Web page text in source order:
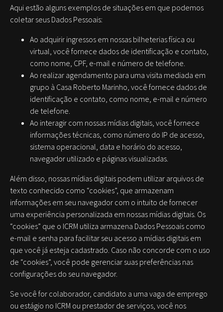
Aqui estão alguns exemplos de situações em que podemos
coletar seus Dados Pessoais:
Ao adquirir ingressos em nossas bilheterias física ou
virtual, você fornece dados de identificação e contato,
como nome, CPF, e-mail e número de telefone.
Ao realizar agendamento para uma visita mediada em
grupo à Casa Roberto Marinho, você fornece dados de
identificação e contato, como nome, e-mail e número
de telefone.
Ao interagir com nossas mídias digitais, você fornece
informações técnicas, como número do IP de acesso,
sistema operacional, data e horário do acesso,
navegador utilizado e páginas visualizadas.
Além disso, nossas mídias digitais podem utilizar arquivos de
texto conhecido como “cookies”, que armazenam
informações em seu navegador com o intuito de fornecer
uma experiência personalizada em nossas mídias digitais. Os
“cookies” que o ICRM utiliza armazena Dados Pessoais como
e-mail e senha para facilitar seu acesso a mídias digitais em
que você já esteja cadastrado. Caso não concorde com o uso
de “cookies”, você pode gerenciar suas preferências nas
configurações do seu navegador.
Se você for colaborador, candidato a uma vaga de emprego
ou estágio no ICRM ou prestador de serviços, você nos